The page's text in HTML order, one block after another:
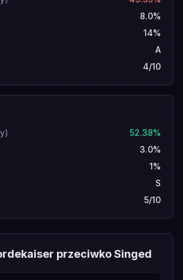
8.0%
14%
A
4/10
52.38%
3.0%
1%
S
5/10
przeciwko Singed